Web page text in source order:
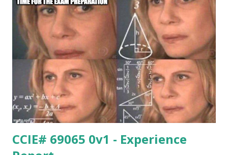
CCIE# 69065 0v1 - Experience